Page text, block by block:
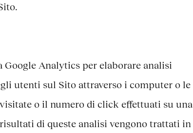
Analytics per elaborare analisi
utenti sul Sito attraverso i computer o le
o il numero di click effettuati su una
di queste analisi vengono trattati in